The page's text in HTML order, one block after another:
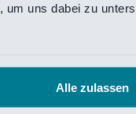
um uns dabei zu
Alle zulassen
Kempen Research